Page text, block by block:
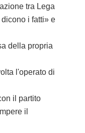
tra Lega
i fatti» e
della propria
l'operato di
il partito
il